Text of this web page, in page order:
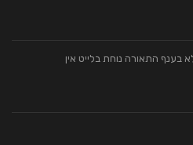
בענף התאורה נוחת בלייט אין